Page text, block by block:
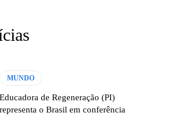
MUNDO
Educadora de Regeneração (PI)
representa o Brasil em conferência